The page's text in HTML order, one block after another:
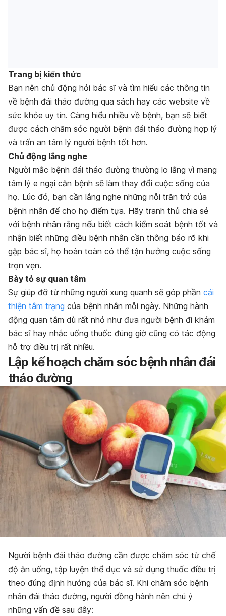
Trang bị kiến thức
Bạn nên chủ động hỏi bác sĩ và tìm hiểu các thông tin
về bệnh đái tháo đường qua sách hay các website về
sức khỏe uy tín. Càng hiểu nhiều về bệnh, bạn sẽ biết
được cách chăm sóc người bệnh đái tháo đường hợp lý
và trấn an tâm lý người bệnh tốt hơn.
Chủ động lắng nghe
Người mắc bệnh đái tháo đường thường lo lắng vì mang
tâm lý e ngại căn bệnh sẽ làm thay đổi cuộc sống của
họ. Lúc đó, bạn cần lắng nghe những nỗi trăn trở của
bệnh nhân để cho họ điểm tựa. Hãy tranh thủ chia sẻ
với bệnh nhân rằng nếu biết cách kiểm soát bệnh tốt và
nhận biết những điều bệnh nhân cần thông báo rõ khi
gặp bác sĩ, họ hoàn toàn có thể tận hưởng cuộc sống
trọn vẹn.
Bày tỏ sự quan tâm
Sự giúp đỡ từ những người xung quanh sẽ góp phần cải
thiện tâm trạng của bệnh nhân mỗi ngày. Những hành
động quan tâm dù rất nhỏ như đưa người bệnh đi khám
bác sĩ hay nhắc uống thuốc đúng giờ cũng có tác động
hỗ trợ điều trị rất nhiều.
Lập kế hoạch chăm sóc bệnh nhân đái
tháo đường
Người bệnh đái tháo đường cần được chăm sóc từ chế
độ ăn uống, tập luyện thể dục và sử dụng thuốc điều trị
theo đúng định hướng của bác sĩ. Khi chăm sóc bệnh
nhân đái tháo đường, người đồng hành nên chú ý
những vấn đề sau đây: